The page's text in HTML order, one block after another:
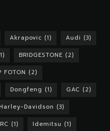
Akrapovic (1) Audi (3)
BRIDGESTONE (2)
FOTON (2)
Dongfeng (1) GAC (2)
Davidson (3)
(1) Idemitsu (1)